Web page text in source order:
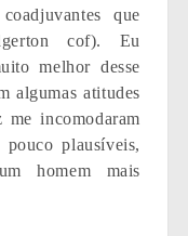
que
cof). Eu
melhor desse
algumas atitudes
incomodaram
plausíveis,
homem mais